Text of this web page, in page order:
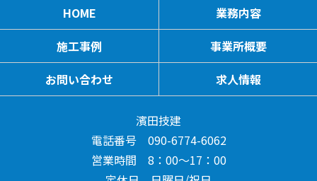
HOME
業務内容
施工事例
事業所概要
お問い合わせ
求人情報
濱田技建
電話番号 090-6774-6062
営業時間 8：00～17：00